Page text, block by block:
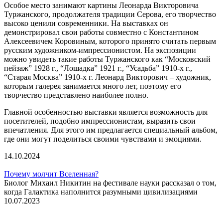
Особое место занимают картины Леонарда Викторовича
Туржанского, продолжателя традиции Серова, его творчество
высоко ценили современники. На выставках он
демонстрировал свои работы совместно с Константином
Алексеевичем Коровиным, которого принято считать первым
русским художником-импрессионистом. На экспозиции
можно увидеть такие работы Туржанского как “Московский
пейзаж” 1928 г., “Лошадка” 1921 г., “Усадьба” 1910-х г.,
“Старая Москва” 1910-х г. Леонард Викторович – художник,
которым галерея занимается много лет, поэтому его
творчество представлено наиболее полно.
Главной особенностью выставки является возможность для
посетителей, подобно импрессионистам, выразить свои
впечатления. Для этого им предлагается специальный альбом,
где они могут поделиться своими чувствами и эмоциями.
14.10.2024
Почему молчит Вселенная?
Биолог Михаил Никитин на фестивале науки рассказал о том,
когда Галактика наполнится разумными цивилизациями
10.07.2023